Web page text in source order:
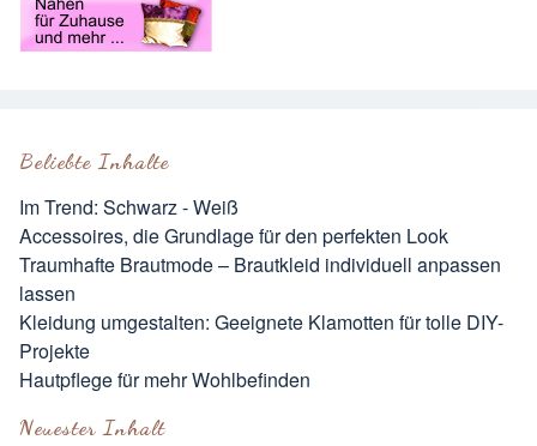
Beliebte Inhalte
Im Trend: Schwarz - Weiß
Accessoires, die Grundlage für den perfekten Look
Traumhafte Brautmode – Brautkleid individuell anpassen
lassen
Kleidung umgestalten: Geeignete Klamotten für tolle DIY-
Projekte
Hautpflege für mehr Wohlbefinden
Neuester Inhalt